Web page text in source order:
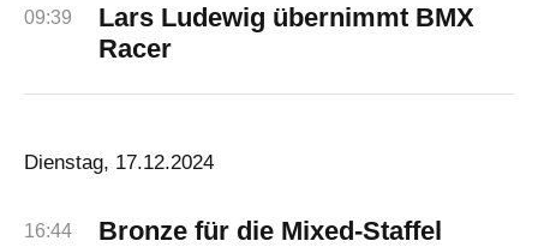
09:39
Lars Ludewig übernimmt BMX
Racer
Dienstag, 17.12.2024
16:44 Bronze für die Mixed-Staffel